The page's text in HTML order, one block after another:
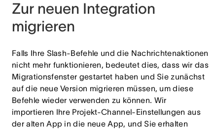
Zur neuen Integration
migrieren
Falls Ihre Slash-Befehle und die Nachrichtenaktionen
nicht mehr funktionieren, bedeutet dies, dass wir das
Migrationsfenster gestartet haben und Sie zunächst
auf die neue Version migrieren müssen, um diese
Befehle wieder verwenden zu können. Wir
importieren Ihre Projekt-Channel-Einstellungen aus
der alten App in die neue App, und Sie erhalten